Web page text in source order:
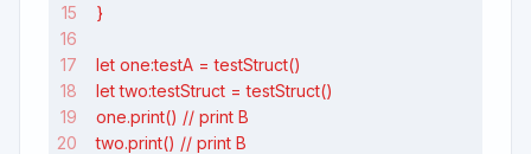
}
let one:testA = testStruct()
let two:testStruct = testStruct()
one.print() // print B
two.print() // print B